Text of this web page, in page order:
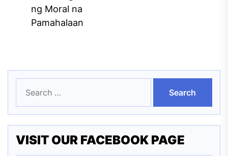
ng Moral na
Pamahalaan
for:
VISIT OUR FACEBOOK PAGE